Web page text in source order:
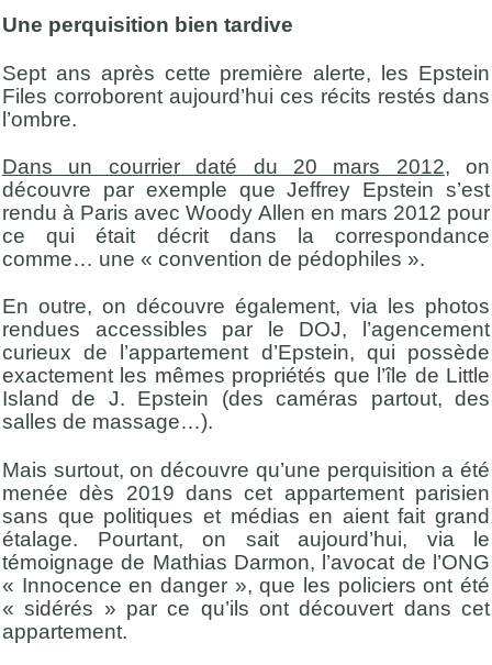
Une perquisition bien tardive
Sept ans après cette première alerte, les Epstein
Files corroborent aujourd’hui ces récits restés dans
l’ombre.
Dans un courrier daté du 20 mars 2012, on
découvre par exemple que Jeffrey Epstein s’est
rendu à Paris avec Woody Allen en mars 2012 pour
ce qui était décrit dans la correspondance
comme… une « convention de pédophiles ».
En outre, on découvre également, via les photos
rendues accessibles par le DOJ, l’agencement
curieux de l’appartement d’Epstein, qui possède
exactement les mêmes propriétés que l’île de Little
Island de J. Epstein (des caméras partout, des
salles de massage…).
Mais surtout, on découvre qu’une perquisition a été
menée dès 2019 dans cet appartement parisien
sans que politiques et médias en aient fait grand
étalage. Pourtant, on sait aujourd’hui, via le
témoignage de Mathias Darmon, l’avocat de l’ONG
« Innocence en danger », que les policiers ont été
« sidérés » par ce qu’ils ont découvert dans cet
appartement.